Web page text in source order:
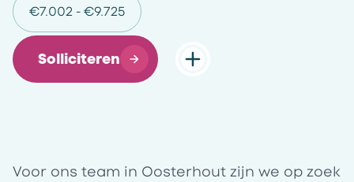
€7.002 - €9.725
Solliciteren
Voor ons team in Oosterhout zijn we op zoek